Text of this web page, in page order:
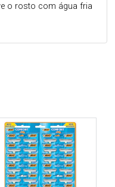
o rosto com água fria